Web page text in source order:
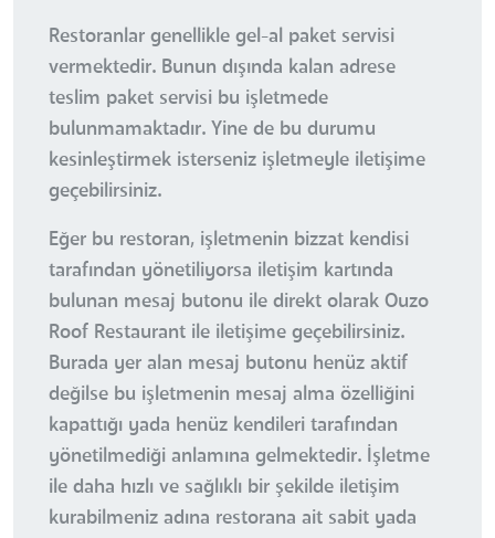
Restoranlar genellikle gel-al paket servisi
vermektedir. Bunun dışında kalan adrese
teslim paket servisi bu işletmede
bulunmamaktadır. Yine de bu durumu
kesinleştirmek isterseniz işletmeyle iletişime
geçebilirsiniz.
Eğer bu restoran, işletmenin bizzat kendisi
tarafından yönetiliyorsa iletişim kartında
bulunan mesaj butonu ile direkt olarak Ouzo
Roof Restaurant ile iletişime geçebilirsiniz.
Burada yer alan mesaj butonu henüz aktif
değilse bu işletmenin mesaj alma özelliğini
kapattığı yada henüz kendileri tarafından
yönetilmediği anlamına gelmektedir. İşletme
ile daha hızlı ve sağlıklı bir şekilde iletişim
kurabilmeniz adına restorana ait sabit yada